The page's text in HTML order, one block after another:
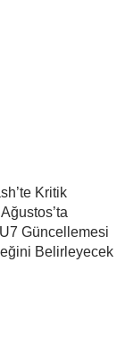
Kritik
Güncellemesi
Belirleyecek